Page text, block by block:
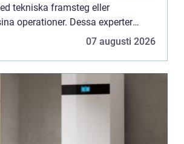
tekniska framsteg eller
operationer. Dessa experter
expertis med ...07 augusti 2026